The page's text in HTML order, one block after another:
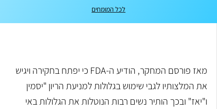
לכל המומחים
מאז פורסם המחקר, הודיע ה-FDA כי יפתח בחקירה ויגיש
את המלצותיו לגבי שימוש בגלולות למניעת הריון "יסמין
ו"יאז" ובכך הותיר נשים רבות הנוטלות את הגלולות באי